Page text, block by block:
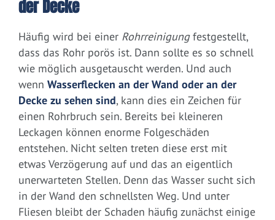
der Decke
Häufig wird bei einer Rohrreinigungfestgestellt,
dass das Rohr porös ist. Dann sollte es so schnell
wie möglich ausgetauscht werden. Und auch
wenn Wasserflecken an der Wand oder an der
Decke zu sehen sind, kann dies ein Zeichen für
einen Rohrbruch sein. Bereits bei kleineren
Leckagen können enorme Folgeschäden
entstehen. Nicht selten treten diese erst mit
etwas Verzögerung auf und das an eigentlich
unerwarteten Stellen. Denn das Wasser sucht sich
in der Wand den schnellsten Weg. Und unter
Fliesen bleibt der Schaden häufig zunächst einige